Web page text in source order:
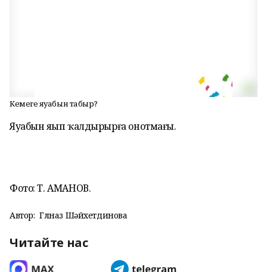
Кемегеҙ яуабын табыр?
Яуабын яҙып ҡалдырырға онотмағыҙ.
Фото: Т. АМАНОВ.
Автор: Гөлназ Шәйхетдинова
Читайте нас